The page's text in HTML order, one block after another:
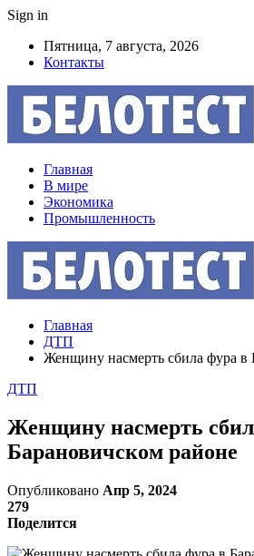
Sign in
Пятница, 7 августа, 2026
Контакты
Главная
В мире
Экономика
Промышленность
Главная
ДТП
Женщину насмерть сбила фура в
ДТП
Женщину насмерть
Барановичском районе
Опубликовано Апр 5, 2024
279
Поделится